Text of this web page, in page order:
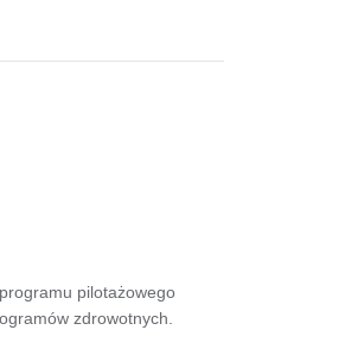
pilotażowego
zdrowotnych.